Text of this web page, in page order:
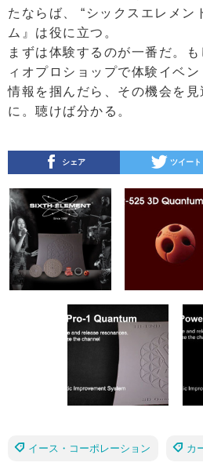
たならば、 “シックスエレメン
ム』は役に立つ。
まずは体験するのが一番だ。
ィオプロショップで体験イベ
情報を掴んだら、その機会を見
に。聴けば分かる。
シェア ツイート
イース・コーポレーション カ